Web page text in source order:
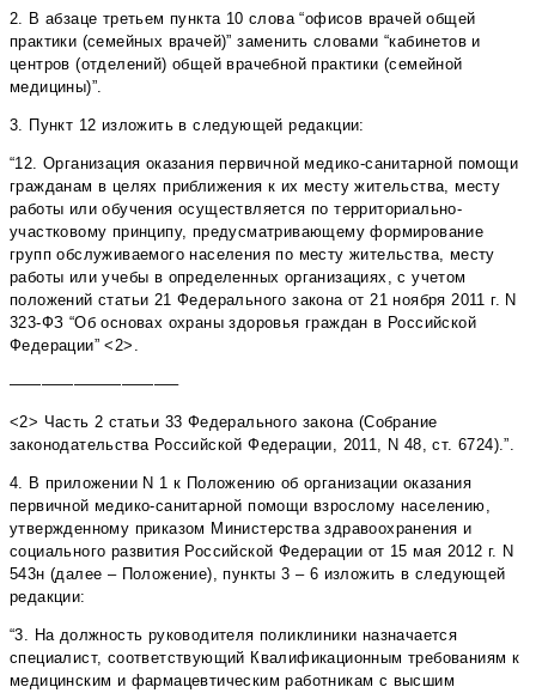
2. В абзаце третьем пункта 10 слова “офисов врачей общей
практики (семейных врачей)” заменить словами “кабинетов и
центров (отделений) общей врачебной практики (семейной
медицины)”.
3. Пункт 12 изложить в следующей редакции:
“12. Организация оказания первичной медико-санитарной помощи
гражданам в целях приближения к их месту жительства, месту
работы или обучения осуществляется по территориально-
участковому принципу, предусматривающему формирование
групп обслуживаемого населения по месту жительства, месту
работы или учебы в определенных организациях, с учетом
положений статьи 21 Федерального закона от 21 ноября 2011 г. N
323-ФЗ “Об основах охраны здоровья граждан в Российской
Федерации” <2>.
——————————–
<2> Часть 2 статьи 33 Федерального закона (Собрание
законодательства Российской Федерации, 2011, N 48, ст. 6724).”.
4. В приложении N 1 к Положению об организации оказания
первичной медико-санитарной помощи взрослому населению,
утвержденному приказом Министерства здравоохранения и
социального развития Российской Федерации от 15 мая 2012 г. N
543н (далее – Положение), пункты 3 – 6 изложить в следующей
редакции:
“3. На должность руководителя поликлиники назначается
специалист, соответствующий Квалификационным требованиям к
медицинским и фармацевтическим работникам с высшим